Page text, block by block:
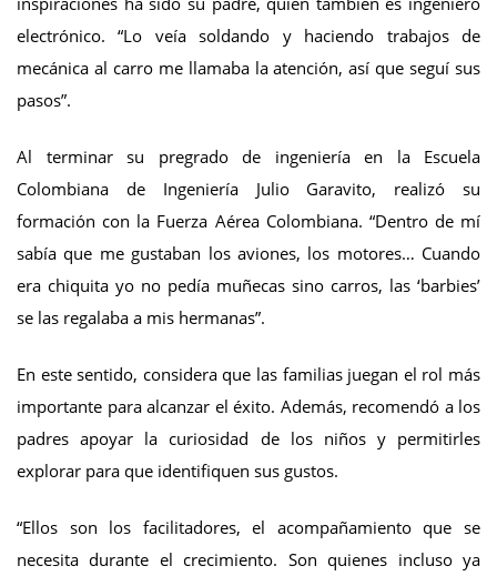
electrónico. “Lo veía soldando y haciendo trabajos de
mecánica al carro me llamaba la atención, así que seguí sus
pasos”.
Al terminar su pregrado de ingeniería en la Escuela
Colombiana de Ingeniería Julio Garavito, realizó su
formación con la Fuerza Aérea Colombiana. “Dentro de mí
sabía que me gustaban los aviones, los motores… Cuando
era chiquita yo no pedía muñecas sino carros, las ‘barbies’
se las regalaba a mis hermanas”.
En este sentido, considera que las familias juegan el rol más
importante para alcanzar el éxito. Además, recomendó a los
padres apoyar la curiosidad de los niños y permitirles
explorar para que identifiquen sus gustos.
“Ellos son los facilitadores, el acompañamiento que se
necesita durante el crecimiento. Son quienes incluso ya